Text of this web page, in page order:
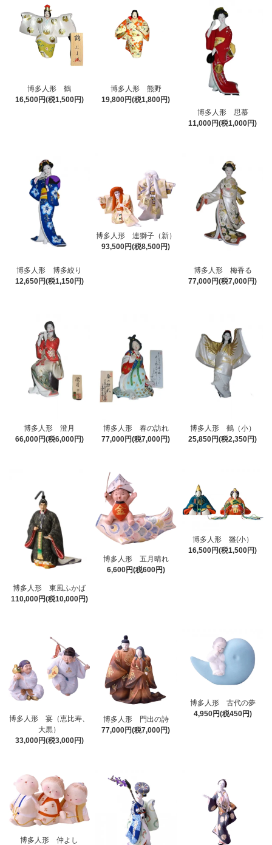
博多人形 鶴
16,500円(税1,500円)
博多人形 熊野
19,800円(税1,800円)
博多人形 思慕
11,000円(税1,000円)
博多人形 博多絞り
12,650円(税1,150円)
博多人形 連獅子（新）
93,500円(税8,500円)
博多人形 梅香る
77,000円(税7,000円)
博多人形 澄月
66,000円(税6,000円)
博多人形 春の訪れ
77,000円(税7,000円)
博多人形 鶴（小）
25,850円(税2,350円)
博多人形 東風ふかば
110,000円(税10,000円)
博多人形 五月晴れ
6,600円(税600円)
博多人形 雛(小）
16,500円(税1,500円)
博多人形 宴（恵比寿、
大黒）
33,000円(税3,000円)
博多人形 門出の詩
77,000円(税7,000円)
博多人形 古代の夢
4,950円(税450円)
博多人形 仲よし